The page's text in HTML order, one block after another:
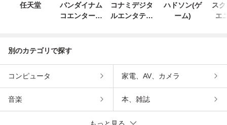
任天堂
バンダイナム
コエンターテ
コナミデジタ
ルエンタテイ
ハドソン(ゲ
ーム)
ス
エ
別のカテゴリで探す
コンピュータ 家電、AV、カメラ
音楽 本、雑誌
もっと見る